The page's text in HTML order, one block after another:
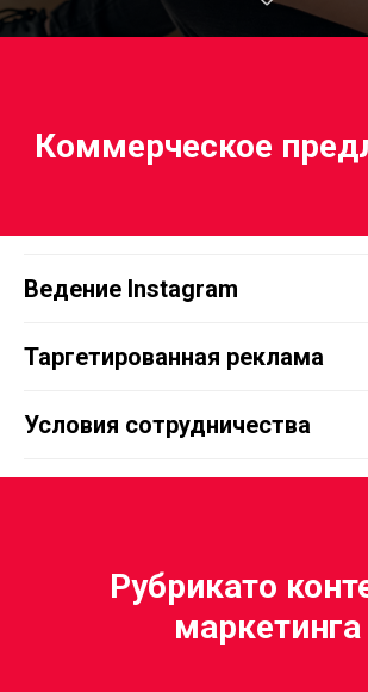
Коммерческое
Ведение Instagram
Таргетированная реклама
Условия сотрудничества
Рубрикато
маркетинга